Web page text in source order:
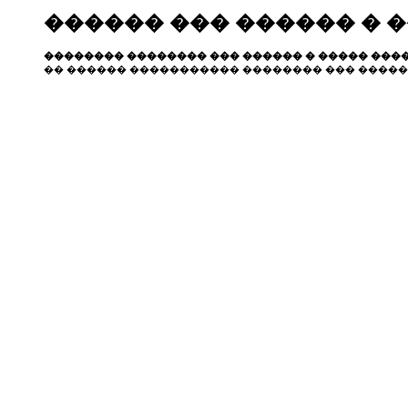
������ ��� ������ �
�������� �������� ��� ������ � �����
�� ������ ����������� �������� ���